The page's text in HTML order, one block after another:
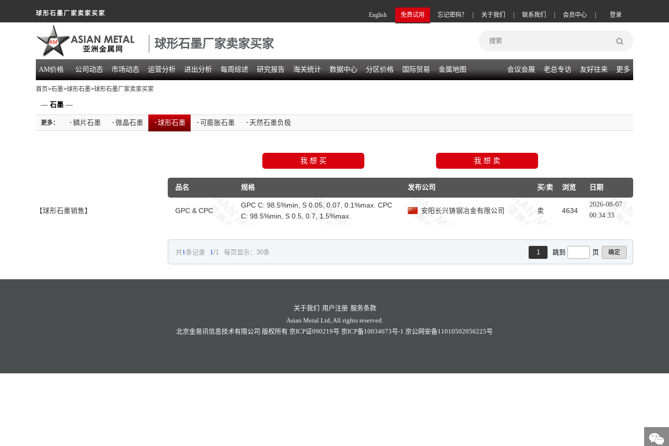
球形石墨厂家卖家买家 登录
会员中心
联系我们
关于我们
忘记密码？
免费试用
English
球形石墨厂家卖家买家
AM价格 公司动态 市场动态 运营分析 进出分析 每周综述 研究报告 海关统计 数据中心 分区价格 国际贸易 金属地图 会议会展 老总专访 友好往来 更多
首页>石墨>球形石墨>球形石墨厂家卖家买家
— 石墨 —
更多： · 鳞片石墨 · 微晶石墨 ·球形石墨 · 可膨胀石墨 · 天然石墨负极
【球形石墨销售】
品名 规格 发布公司 买/卖 浏览 日期
GPC & CPC
GPC C: 98.5%min, S 0.05, 0.07, 0.1%max. CPC
C: 98.5%min, S 0.5, 0.7, 1.5%max.
安阳长兴铸钢冶金有限公司 卖 4634
2026-08-07
00:34:33
共1条记录 1/1 每页显示：30条 1 跳到 页
关于我们 用户注册 服务条款
Asian Metal Ltd, All rights reserved.
北京金易讯信息技术有限公司 版权所有 京ICP证090219号 京ICP备10034673号-1 京公网安备11010502056225号